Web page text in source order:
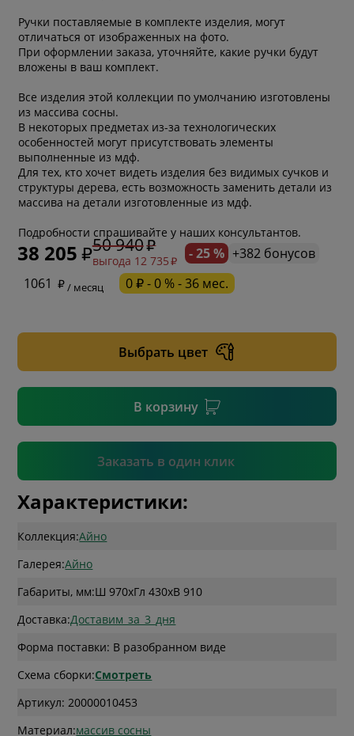
Ручки поставляемые в комплекте изделия, могут
отличаться от изображенных на фото.
При оформлении заказа, уточняйте, какие ручки будут
вложены в ваш комплект.
Все изделия этой коллекции по умолчанию изготовлены
из массива сосны.
В некоторых предметах из-за технологических
особенностей могут присутствовать элементы
выполненные из мдф.
Для тех, кто хочет видеть изделия без видимых сучков и
структуры дерева, есть возможность заменить детали из
массива на детали изготовленные из мдф.
Подробности спрашивайте у наших консультантов.
38 205 50 940
выгода 12 735 - 25 % +382 бонусов
1061
/ месяц 0 ₽ - 0 % - 36 мес.
Выбрать цвет
В корзину
Заказать в один клик
* обязательное поле
Подтвердить
Характеристики:
Коллекция:Айно
Галерея:Айно
Габариты, мм:Ш 970xГл 430xВ 910
Доставка:Доставим_за_3_дня
Форма поставки: В разобранном виде
Схема сборки:Смотреть
Артикул: 20000010453
Материал:массив сосны